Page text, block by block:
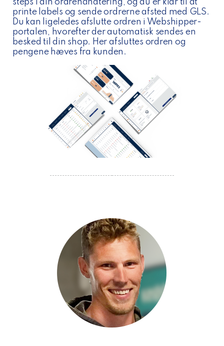
printe labels og sende ordrerne afsted med GLS.
Du kan ligeledes afslutte ordren i Webshipper-
portalen, hvorefter der automatisk sendes en
besked til din shop. Her afsluttes ordren og
pengene hæves fra kunden.